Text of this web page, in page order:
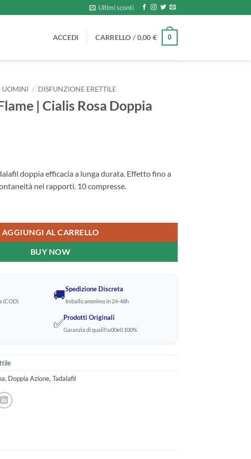
Ultimi sconti
ACCEDI CARRELLO /0,00€ 0
UOMINI / DISFUNZIONE ERETTILE
| Cialis Rosa Doppia
doppia efficacia a lunga durata. Effetto fino a
nei rapporti. 10 compresse.
AGGIUNGI AL CARRELLO
BUY NOW
(COD) 🚚Spedizione Discreta
Imballo anonimo in 24-48h
✅Prodotti Originali
Garanzia di qualit\u00e0 100%
, Doppia Azione, Tadalafil